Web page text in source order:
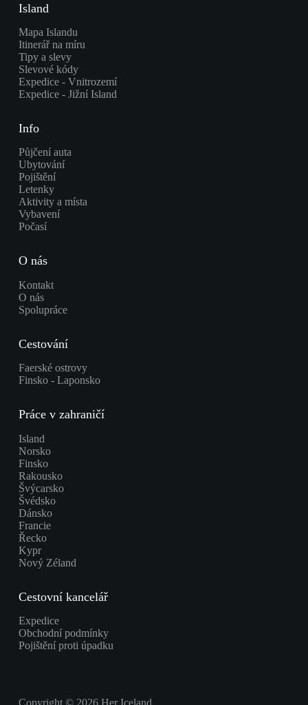
Island
Mapa Islandu
Itinerář na míru
Tipy a slevy
Slevové kódy
Expedice - Vnitrozemí
Expedice - Jižní Island
Info
Půjčení auta
Ubytování
Pojištění
Letenky
Aktivity a místa
Vybavení
Počasí
O nás
Kontakt
O nás
Spolupráce
Cestování
Faerské ostrovy
Finsko - Laponsko
Práce v zahraničí
Island
Norsko
Finsko
Rakousko
Švýcarsko
Švédsko
Dánsko
Francie
Řecko
Kypr
Nový Zéland
Cestovní kancelář
Expedice
Obchodní podmínky
Pojištění proti úpadku
Copyright © 2026 Her Iceland